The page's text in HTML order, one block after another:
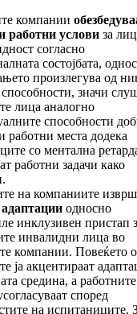
компании
работни условиза
согласно
состојбата,
произлегува од
значи
лица аналогно
способности
работни места додека
со ментална
работни задачи како
на компаниите
адаптацииодносно
инклузивен пристап
инвалидни лица во
компании. Повеќето
ја акцентираат
средина, а работните
според
на испитаниците.